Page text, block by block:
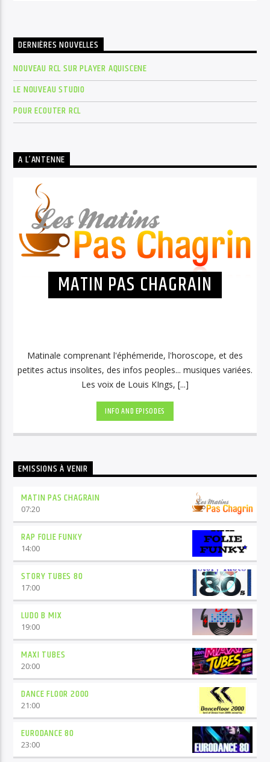
DERNIÈRES NOUVELLES
NOUVEAU RCL SUR PLAYER AQUISCENE
LE NOUVEAU STUDIO
POUR ECOUTER RCL
A L’ANTENNE
MATIN PAS CHAGRAIN
Matinale comprenant l'éphémeride, l'horoscope, et des
petites actus insolites, des infos peoples... musiques variées.
Les voix de Louis KIngs, [...]
INFO AND EPISODES
EMISSIONS À VENIR
MATIN PAS CHAGRAIN
07:20
RAP FOLIE FUNKY
14:00
STORY TUBES 80
17:00
LUDO B MIX
19:00
MAXI TUBES
20:00
DANCE FLOOR 2000
21:00
EURODANCE 80
23:00